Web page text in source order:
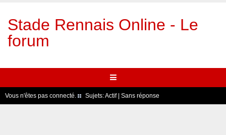
Stade Rennais Online - Le
forum
Vous n'êtes pas connecté. Sujets:Actif| Sans réponse